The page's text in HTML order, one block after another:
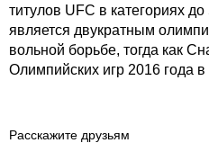
титулов UFC в категориях
является двукратным
вольной борьбе, тогда как
Олимпийских игр 2016 года в
Расскажите друзьям